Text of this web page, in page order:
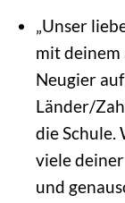
„Unser
mit
Neugier
Länder/
die Schule.
viele
und